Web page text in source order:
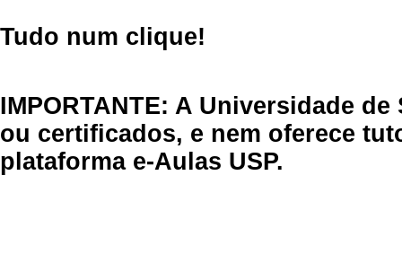
Tudo num clique!
IMPORTANTE: A Universidade
ou certificados, e nem oferece
plataforma e-Aulas USP.